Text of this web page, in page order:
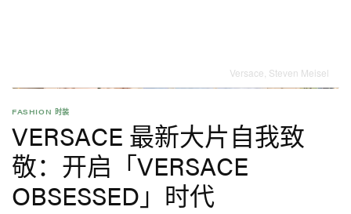
Versace, Steven Meisel
FASHION 时装
VERSACE 最新大片自我致
敬：开启「VERSACE
OBSESSED」时代